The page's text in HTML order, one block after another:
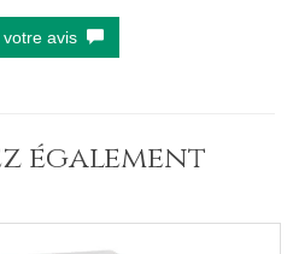
avis
également